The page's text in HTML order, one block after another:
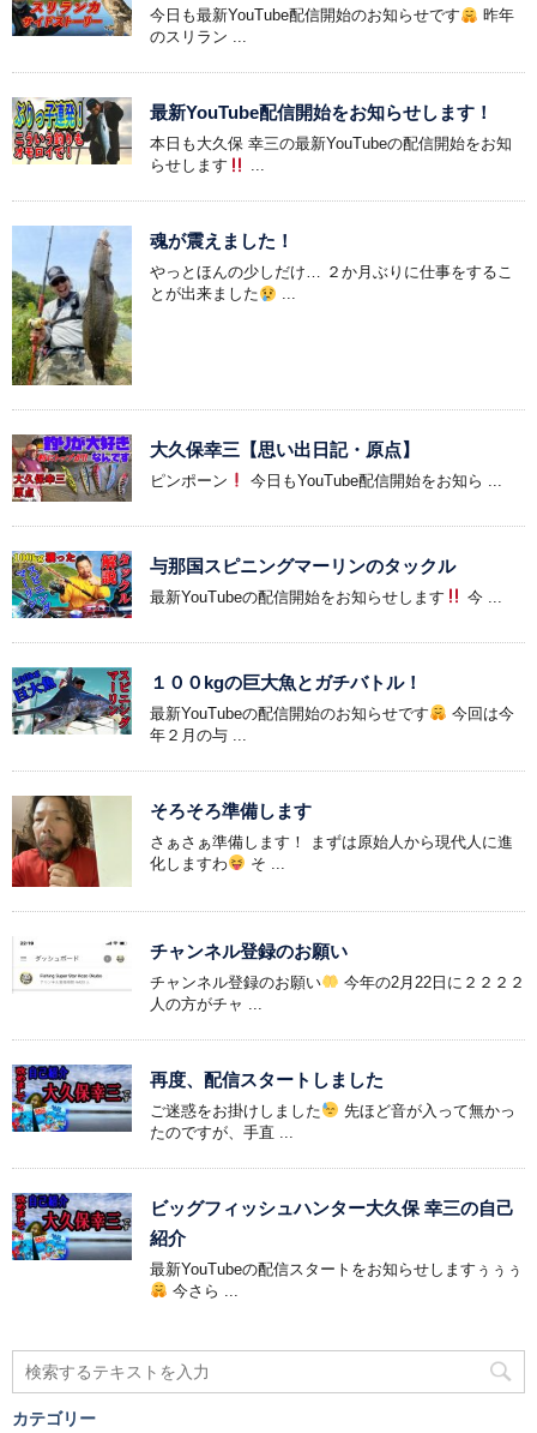
今日も最新YouTube配信開始のお知らせです
昨年
のスリラン ...
最新YouTube配信開始をお知らせします！
本日も大久保 幸三の最新YouTubeの配信開始をお知
らせします
...
魂が震えました！
やっとほんの少しだけ… ２か月ぶりに仕事をするこ
とが出来ました
...
大久保幸三【思い出日記・原点】
ピンポーン 今日もYouTube配信開始をお知ら ...
与那国スピニングマーリンのタックル
最新YouTubeの配信開始をお知らせします 今 ...
１００kgの巨大魚とガチバトル！
最新YouTubeの配信開始のお知らせです
今回は今
年２月の与 ...
そろそろ準備します
さぁさぁ準備します！ まずは原始人から現代人に進
化しますわ
そ ...
チャンネル登録のお願い
チャンネル登録のお願い
今年の2月22日に２２２２
人の方がチャ ...
再度、配信スタートしました
ご迷惑をお掛けしました
先ほど音が入って無かっ
たのですが、手直 ...
ビッグフィッシュハンター大久保 幸三の自己
紹介
最新YouTubeの配信スタートをお知らせしますぅぅぅ
今さら ...
カテゴリー